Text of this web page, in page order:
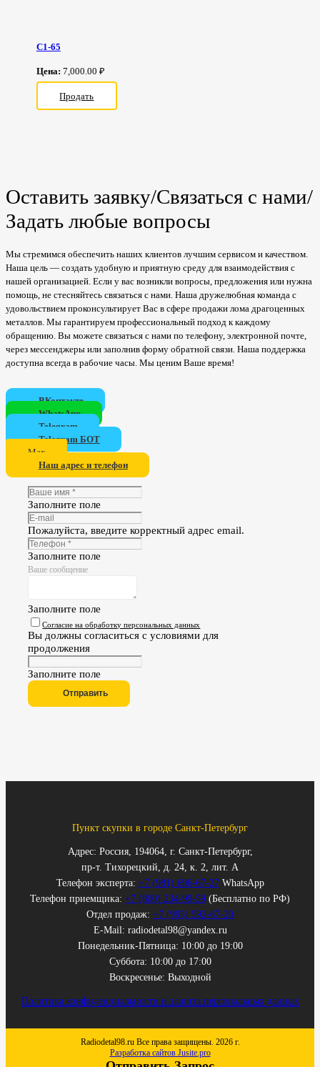
С1-65
Цена: 7,000.00 ₽
Продать
Оставить заявку/Связаться с нами/
Задать любые вопросы
Мы стремимся обеспечить наших клиентов лучшим сервисом и качеством.
Наша цель — создать удобную и приятную среду для взаимодействия с
нашей организацией. Если у вас возникли вопросы, предложения или нужна
помощь, не стесняйтесь связаться с нами. Наша дружелюбная команда с
удовольствием проконсультирует Вас в сфере продажи лома драгоценных
металлов. Мы гарантируем профессиональный подход к каждому
обращению. Вы можете связаться с нами по телефону, электронной почте,
через мессенджеры или заполнив форму обратной связи. Наша поддержка
доступна всегда в рабочие часы. Мы ценим Ваше время!
ВКонтакте
WhatsApp
Telegram
Telegram БОТ
Мах
Наш адрес и телефон
Заполните поле
Пожалуйста, введите корректный адрес email.
Заполните поле
Ваше сообщение
Заполните поле
Согласие на обработку персональных данных
Вы должны согласиться с условиями для
продолжения
Заполните поле
Отправить
Пункт скупки в городе Санкт-Петербург
Адрес: Россия, 194064, г. Санкт-Петербург,
пр-т. Тихорецкий, д. 24, к. 2, лит. А
Телефон эксперта: +7 (981) 696-67-27WhatsApp
Телефон приемщика: +7 (800) 234-99-59 (Бесплатно по РФ)
Отдел продаж: +7 (995) 592-67-20
E-Mail: radiodetal98@yandex.ru
Понедельник-Пятница: 10:00 до 19:00
Суббота: 10:00 до 17:00
Воскресенье: Выходной
Политика конфиденциальности и защита персональных данных
Radiodetal98.ru Все права защищены. 2026 г.
Разработка сайтов Jusite.pro